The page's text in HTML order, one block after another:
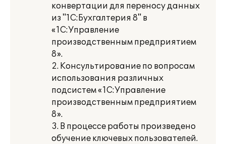
конвертации для переносу данных
из "1С:Бухгалтерия 8" в
«1С:Управление
производственным предприятием
8».
2. Консультирование по вопросам
использования различных
подсистем «1С:Управление
производственным предприятием
8».
3. В процессе работы произведено
обучение ключевых пользователей.